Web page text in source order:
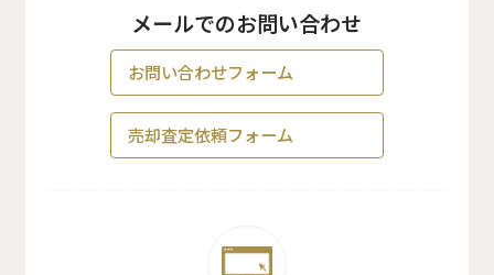
メールでのお問い合わせ
お問い合わせフォーム
売却査定依頼フォーム